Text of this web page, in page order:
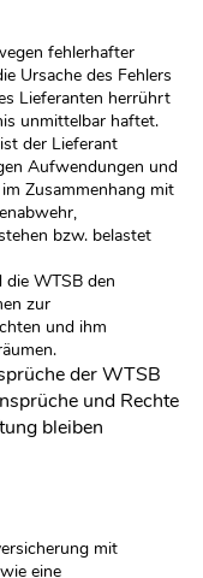
fehlerhafter
Ursache des Fehlers
Lieferanten herrührt
unmittelbar haftet.
der Lieferant
Aufwendungen und
Zusammenhang mit
bzw. belastet
WTSB den
zur
und ihm
der WTSB
und Rechte
bleiben
mit
eine